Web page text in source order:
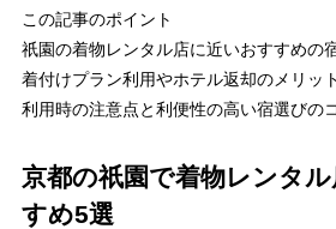
この記事のポイント
祇園の着物レンタル店に近いおすすめの
着付けプラン利用やホテル返却のメリット
利用時の注意点と利便性の高い宿選びの
京都の祇園で着物レンタ
すめ5選